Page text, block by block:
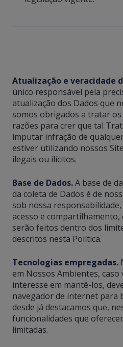
Atualização e veracidade
único responsável pela
atualização dos Dados que
somos obrigados a tratar
razões para crer que tal
imputar infração de
estiver utilizando nossos
ilegais ou ilícitos.
Base de Dados.A base de
da coleta de Dados é de
sob nossa
acesso e compartilhamento,
serão feitos dentro dos
descritos nesta Política.
Tecnologias empregadas.
em Nossos Ambientes, caso
interesse em mantê-los,
navegador de internet para
desde já destacamos que,
funcionalidades que
limitadas.